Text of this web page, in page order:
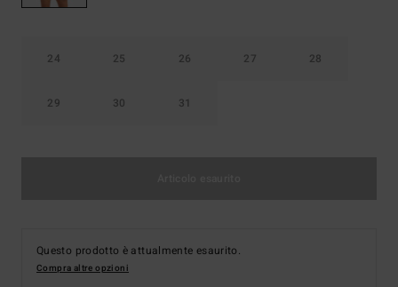
24 25 26 27 28
29 30 31
Questo prodotto è attualmente esaurito.
Compra altre opzioni